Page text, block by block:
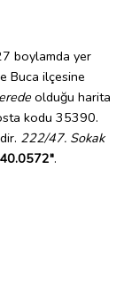
boylamda yer
Buca ilçesine
olduğu harita
kodu 35390.
222/47. Sokak
.